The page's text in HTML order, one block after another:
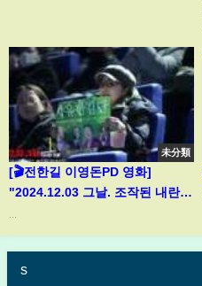
未分類
[🎬전한길 이영돈PD 영화]
"2024.12.03 그날. 조작된 내란,
사님, 김현태 대령 등.
s